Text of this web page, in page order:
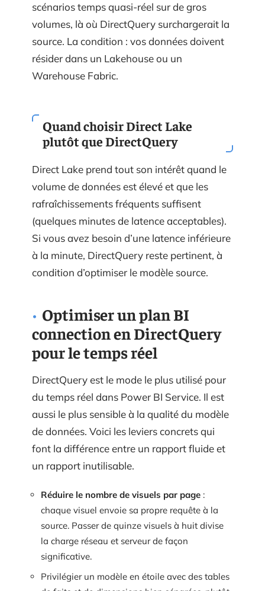
scénarios temps quasi-réel sur de gros
volumes, là où DirectQuery surchargerait la
source. La condition : vos données doivent
résider dans un Lakehouse ou un
Warehouse Fabric.
Quand choisir Direct Lake
plutôt que DirectQuery
Direct Lake prend tout son intérêt quand le
volume de données est élevé et que les
rafraîchissements fréquents suffisent
(quelques minutes de latence acceptables).
Si vous avez besoin d’une latence inférieure
à la minute, DirectQuery reste pertinent, à
condition d’optimiser le modèle source.
Optimiser un plan BI
connection en DirectQuery
pour le temps réel
DirectQuery est le mode le plus utilisé pour
du temps réel dans Power BI Service. Il est
aussi le plus sensible à la qualité du modèle
de données. Voici les leviers concrets qui
font la différence entre un rapport fluide et
un rapport inutilisable.
Réduire le nombre de visuels par page :
chaque visuel envoie sa propre requête à la
source. Passer de quinze visuels à huit divise
la charge réseau et serveur de façon
significative.
Privilégier un modèle en étoile avec des tables